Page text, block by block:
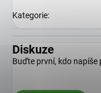
Kategorie:
Diskuze
Buďte první, kdo napíše